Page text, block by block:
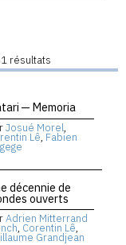
résultats
— Memoria
Josué Morel,
Lê, Fabien
décennie de
ouverts
Adrien Mitterrand
, Corentin Lê,
Grandjean